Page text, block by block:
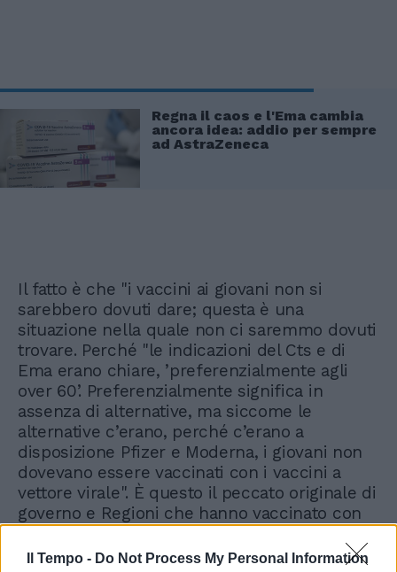
Il Tempo - Do Not Process My Personal Information
Regna il caos e l'Ema cambia
ancora idea: addio per sempre
ad AstraZeneca
Il fatto è che "i vaccini ai giovani non si
sarebbero dovuti dare; questa è una
situazione nella quale non ci saremmo dovuti
trovare. Perché "le indicazioni del Cts e di
Ema erano chiare, ’preferenzialmente agli
over 60’. Preferenzialmente significa in
assenza di alternative, ma siccome le
alternative c’erano, perché c’erano a
disposizione Pfizer e Moderna, i giovani non
dovevano essere vaccinati con i vaccini a
vettore virale". È questo il peccato originale di
governo e Regioni che hanno vaccinato con
dodicenni, negli open day.